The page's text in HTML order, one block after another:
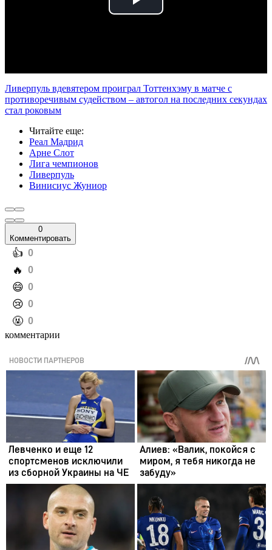
Play
Ливерпуль вдевятером проиграл Тоттенхэму в матче с
противоречивым судейством – автогол на последних секундах
стал роковым
Читайте еще:
Реал Мадрид
Арне Слот
Лига чемпионов
Ливерпуль
Винисиус Жуниор
0
Комментировать
️👍 0
️🔥 0
️😄 0
️😢 0
️🤬 0
комментарии